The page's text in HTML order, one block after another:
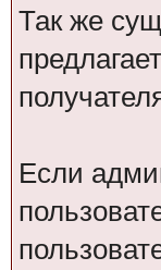
Так же
Если